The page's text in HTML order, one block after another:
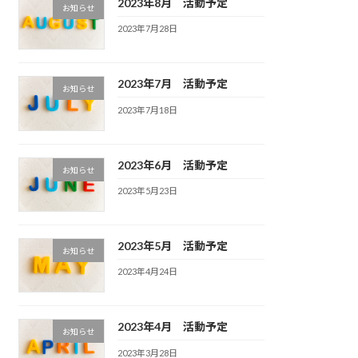
お知らせ 2023年8月 活動予定
2023年7月28日
お知らせ 2023年7月 活動予定
2023年7月18日
お知らせ 2023年6月 活動予定
2023年5月23日
お知らせ 2023年5月 活動予定
2023年4月24日
お知らせ 2023年4月 活動予定
2023年3月28日